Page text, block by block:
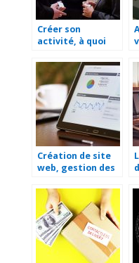
Créer son
activité, à quoi
Création de site
web, gestion des
commerce : Les
principaux
services d’une
agence web